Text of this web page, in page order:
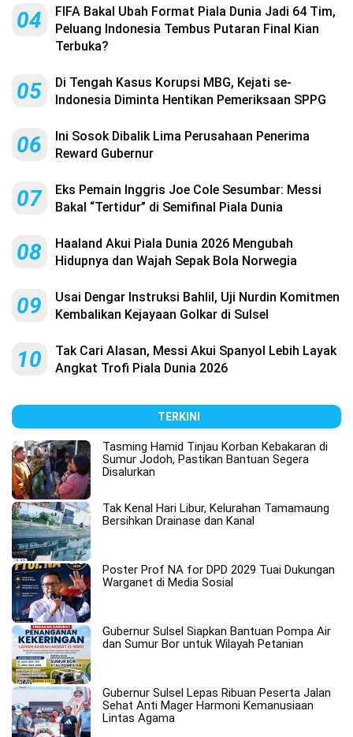
04
FIFA Bakal Ubah Format Piala Dunia Jadi 64 Tim,
Peluang Indonesia Tembus Putaran Final Kian
Terbuka?
05
Di Tengah Kasus Korupsi MBG, Kejati se-
Indonesia Diminta Hentikan Pemeriksaan SPPG
06
Ini Sosok Dibalik Lima Perusahaan Penerima
Reward Gubernur
07
Eks Pemain Inggris Joe Cole Sesumbar: Messi
Bakal “Tertidur” di Semifinal Piala Dunia
08
Haaland Akui Piala Dunia 2026 Mengubah
Hidupnya dan Wajah Sepak Bola Norwegia
09
Usai Dengar Instruksi Bahlil, Uji Nurdin Komitmen
Kembalikan Kejayaan Golkar di Sulsel
10
Tak Cari Alasan, Messi Akui Spanyol Lebih Layak
Angkat Trofi Piala Dunia 2026
TERKINI
Tasming Hamid Tinjau Korban Kebakaran di
Sumur Jodoh, Pastikan Bantuan Segera
Disalurkan
Tak Kenal Hari Libur, Kelurahan Tamamaung
Bersihkan Drainase dan Kanal
Poster Prof NA for DPD 2029 Tuai Dukungan
Warganet di Media Sosial
Gubernur Sulsel Siapkan Bantuan Pompa Air
dan Sumur Bor untuk Wilayah Petanian
Gubernur Sulsel Lepas Ribuan Peserta Jalan
Sehat Anti Mager Harmoni Kemanusiaan
Lintas Agama